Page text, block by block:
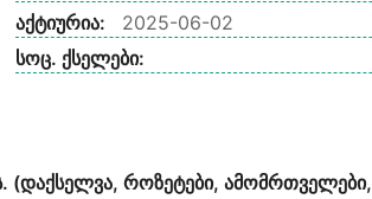
აქტიურია:
2025-06-02
სოც. ქსელები:
როზეტები, ამომრთველები,